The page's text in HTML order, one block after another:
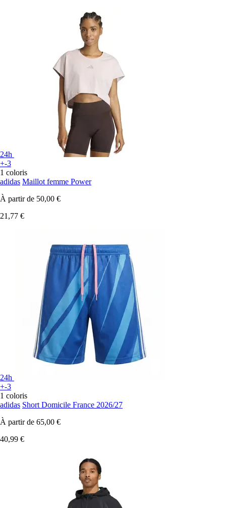
24h
+-3
1 coloris
adidas Maillot femme Power
À partir de 50,00 €
21,77 €
24h
+-3
1 coloris
adidas Short Domicile France 2026/27
À partir de 65,00 €
40,99 €